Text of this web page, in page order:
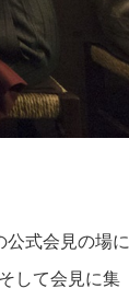
公式会見の場に
して会見に集